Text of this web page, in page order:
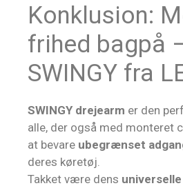
Konklusion:
frihed bagpå
SWINGY fra
SWINGY drejearm er den
alle, der også med monteret
at bevare ubegrænset
deres køretøj.
Takket være dens